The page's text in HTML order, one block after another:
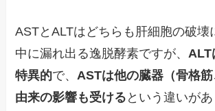
ASTとALTはどちらも肝細胞の破壊
中に漏れ出る逸脱酵素ですが、ALT
特異的で、ASTは他の臓器（骨格筋
由来の影響も受ける という違いがあ